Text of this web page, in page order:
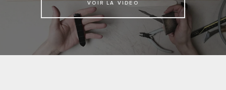
VOIR LA VIDEO